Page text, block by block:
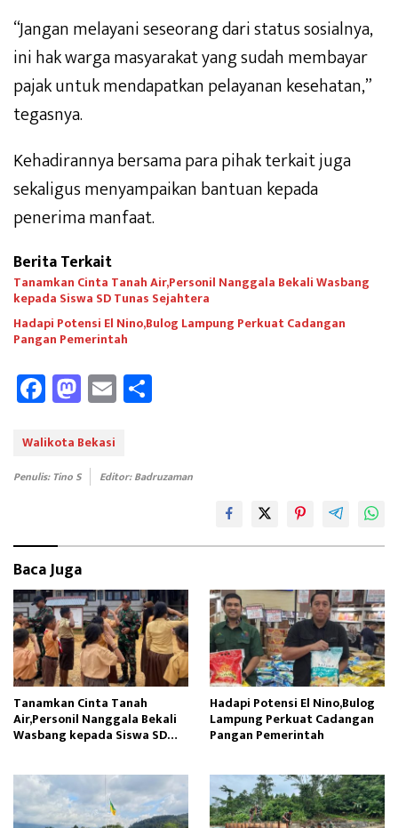
“Jangan melayani seseorang dari status sosialnya,
ini hak warga masyarakat yang sudah membayar
pajak untuk mendapatkan pelayanan kesehatan,”
tegasnya.
Kehadirannya bersama para pihak terkait juga
sekaligus menyampaikan bantuan kepada
penerima manfaat.
Berita Terkait
Tanamkan Cinta Tanah Air,Personil Nanggala Bekali Wasbang
kepada Siswa SD Tunas Sejahtera
Hadapi Potensi El Nino,Bulog Lampung Perkuat Cadangan
Pangan Pemerintah
Fa
ce
b
oo
M
as
to
d
E
m
Walikota Bekasi
Penulis: Tino S Editor: Badruzaman
Baca Juga
Tanamkan Cinta Tanah
Air,Personil Nanggala Bekali
Wasbang kepada Siswa SD
Hadapi Potensi El Nino,Bulog
Lampung Perkuat Cadangan
Pangan Pemerintah